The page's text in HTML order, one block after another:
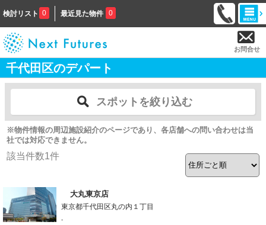
検討リスト 0 最近見た物件 0
お問合せ
千代田区のデパート
スポットを絞り込む
※物件情報の周辺施設紹介のページであり、各店舗への問い合わせは当
社では対応できません。
該当件数1件
大丸東京店
東京都千代田区丸の内１丁目
-